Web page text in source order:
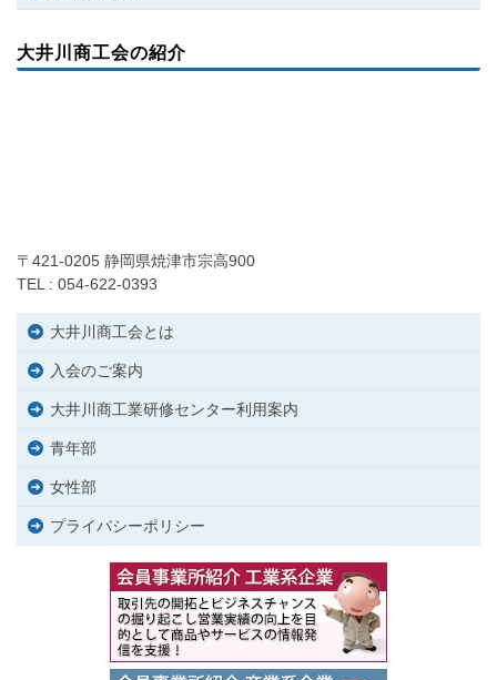
大井川商工会の紹介
〒421-0205 静岡県焼津市宗高900
TEL : 054-622-0393
大井川商工会とは
入会のご案内
大井川商工業研修センター利用案内
青年部
女性部
プライバシーポリシー